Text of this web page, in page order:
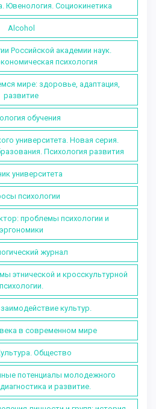
Ювенология. Социокинетика
Alcohol
Российской академии наук.
психология
мире: здоровье, адаптация,
развитие
обучения
университета. Новая серия.
Психология развития
университета
психологии
проблемы психологии и
эргономики
журнал
этнической и кросскультурной
психологии.
культур.
в современном мире
Общество
потенциалы молодежного
и развитие.